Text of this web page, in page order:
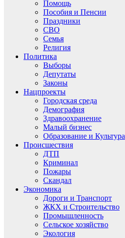
Помощь
Пособия и Пенсии
Праздники
СВО
Семья
Религия
Политика
Выборы
Депутаты
Законы
Нацпроекты
Городская среда
Демография
Здравоохранение
Малый бизнес
Образование и Культура
Происшествия
ДТП
Криминал
Пожары
Скандал
Экономика
Дороги и Транспорт
ЖКХ и Строительство
Промышленность
Сельское хозяйство
Экология